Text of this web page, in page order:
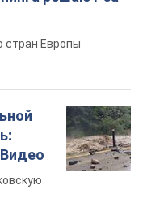
стран Европы